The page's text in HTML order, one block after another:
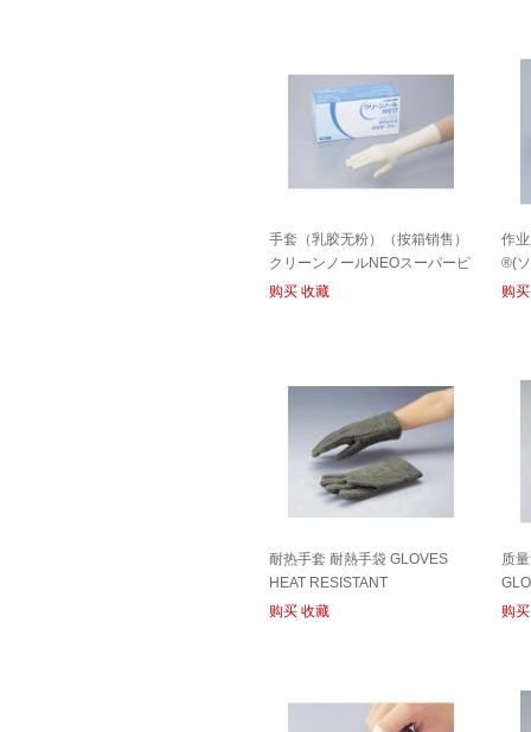
手套（乳胶无粉）（按箱销售）
クリーンノールNEOスーパーピ
ュア（ケース販売） GLOVES
购买 收藏
作
®(
购买
耐热手套 耐熱手袋 GLOVES
HEAT RESISTANT
购买 收藏
质
购买